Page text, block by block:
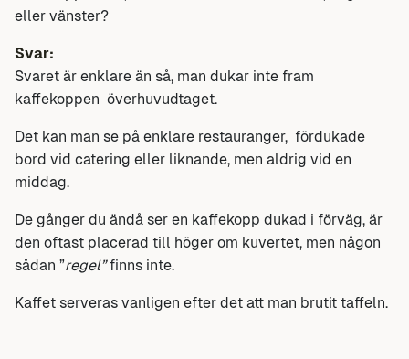
eller vänster?
Svar:
Svaret är enklare än så, man dukar inte fram
kaffekoppen överhuvudtaget.
Det kan man se på enklare restauranger, fördukade
bord vid catering eller liknande, men aldrig vid en
middag.
De gånger du ändå ser en kaffekopp dukad i förväg, är
den oftast placerad till höger om kuvertet, men någon
sådan ”regel”finns inte.
Kaffet serveras vanligen efter det att man brutit taffeln.